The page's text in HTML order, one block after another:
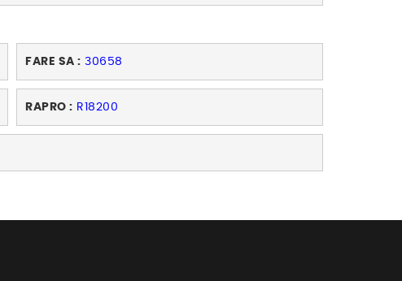
FARE SA : 30658
RAPRO : R18200